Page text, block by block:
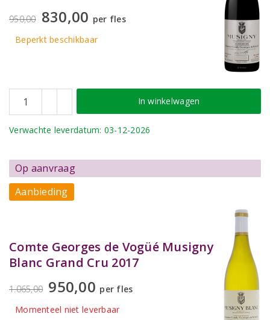
950,00 830,00 per fles
Beperkt beschikbaar
In winkelwagen
Verwachte leverdatum: 03-12-2026
Op aanvraag
Aanbieding
Comte Georges de Vogüé Musigny
Blanc Grand Cru 2017
1.065,00 950,00 per fles
Momenteel niet leverbaar